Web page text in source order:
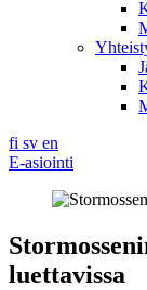
fi sv en
E-asiointi
luettavissa